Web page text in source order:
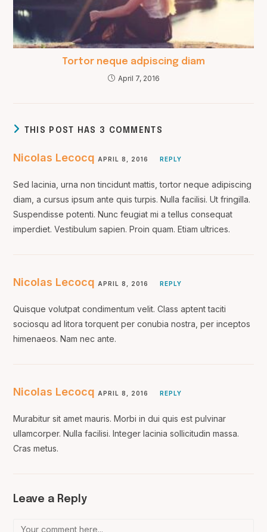
Tortor neque adpiscing diam
April 7, 2016
THIS POST HAS 3 COMMENTS
Nicolas Lecocq APRIL 8, 2016 REPLY
Sed lacinia, urna non tincidunt mattis, tortor neque adipiscing
diam, a cursus ipsum ante quis turpis. Nulla facilisi. Ut fringilla.
Suspendisse potenti. Nunc feugiat mi a tellus consequat
imperdiet. Vestibulum sapien. Proin quam. Etiam ultrices.
Nicolas Lecocq APRIL 8, 2016 REPLY
Quisque volutpat condimentum velit. Class aptent taciti
sociosqu ad litora torquent per conubia nostra, per inceptos
himenaeos. Nam nec ante.
Nicolas Lecocq APRIL 8, 2016 REPLY
Murabitur sit amet mauris. Morbi in dui quis est pulvinar
ullamcorper. Nulla facilisi. Integer lacinia sollicitudin massa.
Cras metus.
Leave a Reply
Comment